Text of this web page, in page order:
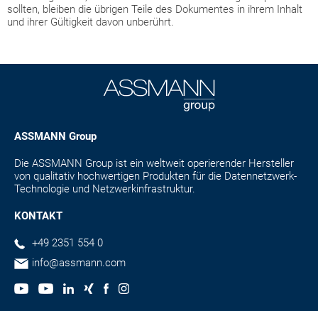
sollten, bleiben die übrigen Teile des Dokumentes in ihrem Inhalt
und ihrer Gültigkeit davon unberührt.
ASSMANN Group
Die ASSMANN Group ist ein weltweit operierender Hersteller
von qualitativ hochwertigen Produkten für die Datennetzwerk-
Technologie und Netzwerkinfrastruktur.
KONTAKT
+49 2351 554 0
info@assmann.com